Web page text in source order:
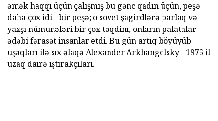
əmək haqqı üçün çalışmış bu gənc qadın üçün, peşə
daha çox idi - bir peşə; o sovet şagirdlərə parlaq və
yaxşı nümunələri bir çox təqdim, onların palatalar
ədəbi fərasət insanlar etdi. Bu gün artıq böyüyüb
uşaqları ilə sıx əlaqə Alexander Arkhangelsky - 1976 il
uzaq dairə iştirakçıları.